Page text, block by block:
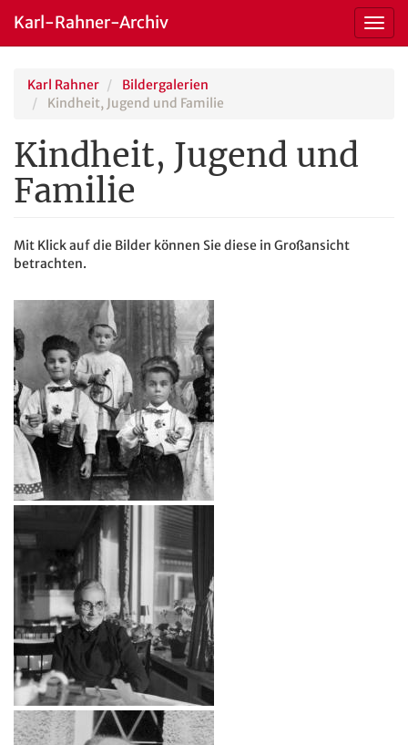
Karl-Rahner-Archiv
Karl Rahner
Bildergalerien
Kindheit, Jugend und Familie
Kindheit, Jugend und
Familie
Mit Klick auf die Bilder können Sie diese in Großansicht
betrachten.